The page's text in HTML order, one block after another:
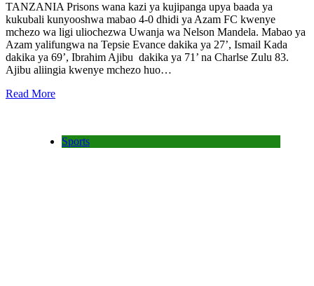
TANZANIA Prisons wana kazi ya kujipanga upya baada ya
kukubali kunyooshwa mabao 4-0 dhidi ya Azam FC kwenye
mchezo wa ligi uliochezwa Uwanja wa Nelson Mandela. Mabao ya
Azam yalifungwa na Tepsie Evance dakika ya 27’, Ismail Kada
dakika ya 69’, Ibrahim Ajibu dakika ya 71’ na Charlse Zulu 83.
Ajibu aliingia kwenye mchezo huo…
Read More
Sports